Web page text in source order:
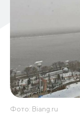
Фото: Biang.ru